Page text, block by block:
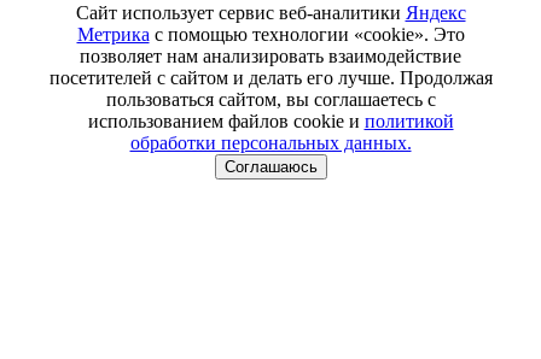
Сайт использует сервис веб-аналитики Яндекс
Метрика с помощью технологии «cookie». Это
позволяет нам анализировать взаимодействие
посетителей с сайтом и делать его лучше. Продолжая
пользоваться сайтом, вы соглашаетесь с
использованием файлов cookie и политикой
обработки персональных данных.
Соглашаюсь